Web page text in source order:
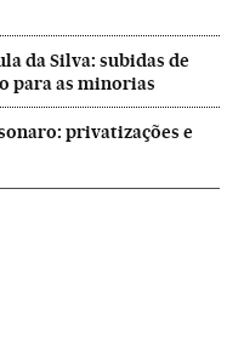
da Silva: subidas de
para as minorias
privatizações e